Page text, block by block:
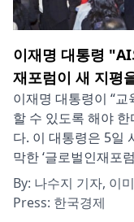
이재명 대통령
재포럼이 새 지평
이재명 대통령이 “
할 수 있도록 해야
다. 이 대통령은 5일
막한 ‘글로벌인재포
By: 나수지 기자, 이
Press: 한국경제